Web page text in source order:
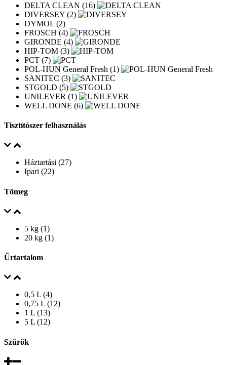
DELTA CLEAN (16)
DIVERSEY (2)
DYMOL (2)
FROSCH (4)
GIRONDE (4)
HIP-TOM (3)
PCT (7)
POL-HUN General Fresh (1)
SANITEC (3)
STGOLD (5)
UNILEVER (1)
WELL DONE (6)
Tisztítószer felhasználás
Háztartási (27)
Ipari (22)
Tömeg
5 kg (1)
20 kg (1)
Űrtartalom
0,5 L (4)
0,75 L (12)
1 L (13)
5 L (12)
Szűrők